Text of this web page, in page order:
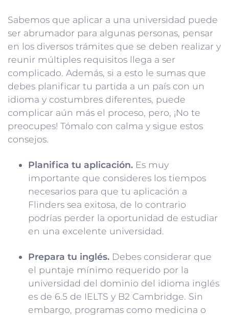
Sabemos que aplicar a una universidad puede
ser abrumador para algunas personas, pensar
en los diversos trámites que se deben realizar y
reunir múltiples requisitos llega a ser
complicado. Además, si a esto le sumas que
debes planificar tu partida a un país con un
idioma y costumbres diferentes, puede
complicar aún más el proceso, pero, ¡No te
preocupes! Tómalo con calma y sigue estos
consejos.
Planifica tu aplicación. Es muy
importante que consideres los tiempos
necesarios para que tu aplicación a
Flinders sea exitosa, de lo contrario
podrías perder la oportunidad de estudiar
en una excelente universidad.
Prepara tu inglés. Debes considerar que
el puntaje mínimo requerido por la
universidad del dominio del idioma inglés
es de 6.5 de IELTS y B2 Cambridge. Sin
embargo, programas como medicina o